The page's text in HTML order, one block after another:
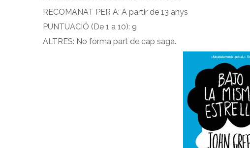
RECOMANAT PER A: A partir de 13 anys
PUNTUACIÓ (De 1 a 10): 9
ALTRES: No forma part de cap saga.